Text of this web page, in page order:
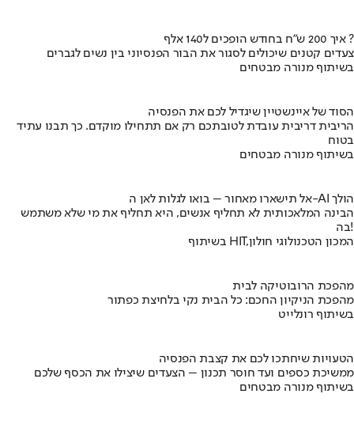
איך 200 ש"ח בחודש הופכים ל140 אלף ?
צעדים קטנים שיכולים לסגור את הבור הפנסיוני בין נשים לגברים
בשיתוף מנורה מבטחים
הסוד של איינשטיין שיגדיל לכם את הפנסיה
הריבית דריבית עובדת לטובתכם רק אם תתחילו מוקדם. כך תבנו עתיד
בטוח
בשיתוף מנורה מבטחים
אל תישארו מאחור – בואו לגלות לאן ה-AI הולך
הבינה המלאכותית לא תחליף אנשים, היא תחליף את מי שלא משתמש
בה!
בשיתוף HIT,המכון הטכנולוגי חולון
מהפכת הרובוטיקה לבית
מהפכת הניקיון החכם: כל הבית נקי בלחיצת כפתור
בשיתוף רונלייט
הטעויות שיחתכו לכם את קצבת הפנסיה
ממשיכת כספים ועד חוסר תכנון – הצעדים שיצילו את הכסף שלכם
בשיתוף מנורה מבטחים